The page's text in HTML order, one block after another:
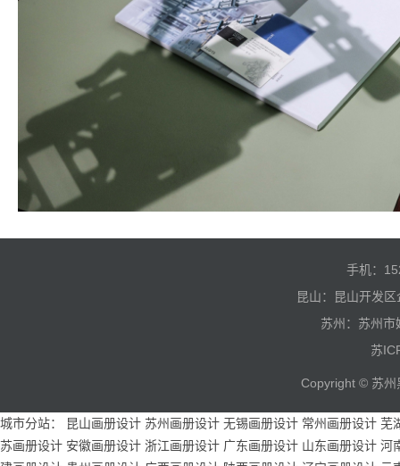
手机：
昆山：昆山开发
苏州：苏州
苏
Copyright © 苏州
城市分站： 昆山画册设计 苏州画册设计 无锡画册设计 常州画册设计 芜
苏画册设计 安徽画册设计 浙江画册设计 广东画册设计 山东画册设计 河